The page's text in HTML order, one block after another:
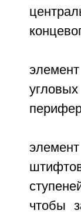
чтобы